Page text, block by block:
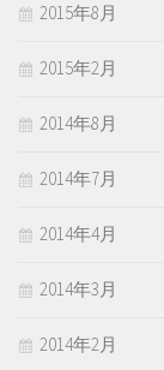
2015年8月
2015年2月
2014年8月
2014年7月
2014年4月
2014年3月
2014年2月